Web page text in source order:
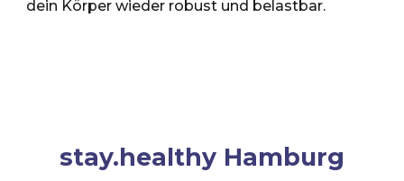
dein Körper wieder robust und belastbar.
stay.healthy Hamburg